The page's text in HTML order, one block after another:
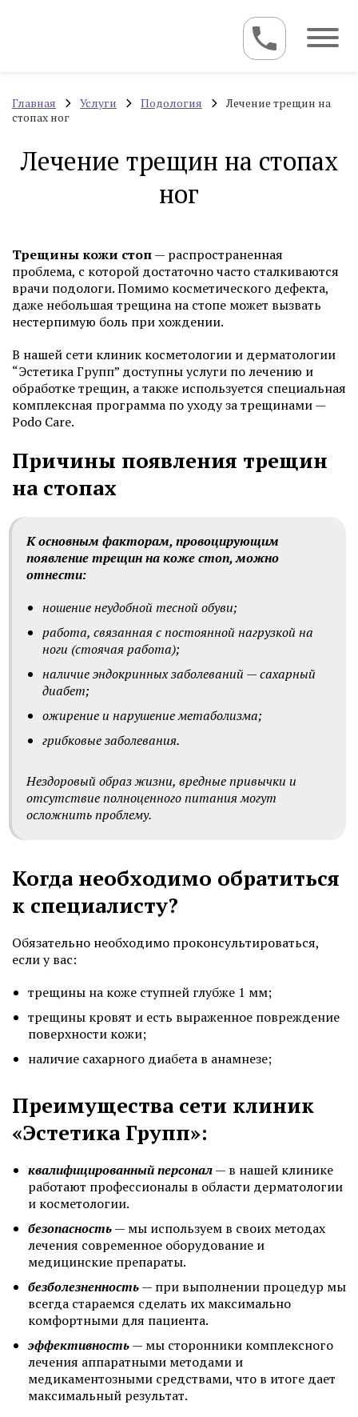
Главная Услуги Подология
Лечение трещин на
стопах ног
Лечение трещин на стопах
ног
Трещины кожи стоп— распространенная
проблема, с которой достаточно часто сталкиваются
врачи подологи. Помимо косметического дефекта,
даже небольшая трещина на стопе может вызвать
нестерпимую боль при хождении.
В нашей сети клиник косметологии и дерматологии
“Эстетика Групп” доступны услуги по лечению и
обработке трещин, а также используется специальная
комплексная программа по уходу за трещинами —
Podo Care.
Причины появления трещин
на стопах
К основным факторам, провоцирующим
появление трещин на коже стоп, можно
отнести:
ношение неудобной тесной обуви;
работа, связанная с постоянной нагрузкой на
ноги (стоячая работа);
наличие эндокринных заболеваний — сахарный
диабет;
ожирение и нарушение метаболизма;
грибковые заболевания.
Нездоровый образ жизни, вредные привычки и
отсутствие полноценного питания могут
осложнить проблему.
Когда необходимо обратиться
к специалисту?
Обязательно необходимо проконсультироваться,
если у вас:
трещины на коже ступней глубже 1 мм;
трещины кровят и есть выраженное повреждение
поверхности кожи;
наличие сахарного диабета в анамнезе;
Преимущества сети клиник
«Эстетика Групп»:
квалифицированный персонал— в нашей клинике
работают профессионалы в области дерматологии
и косметологии.
безопасность— мы используем в своих методах
лечения современное оборудование и
медицинские препараты.
безболезненность— при выполнении процедур мы
всегда стараемся сделать их максимально
комфортными для пациента.
эффективность— мы сторонники комплексного
лечения аппаратными методами и
медикаментозными средствами, что в итоге дает
максимальный результат.